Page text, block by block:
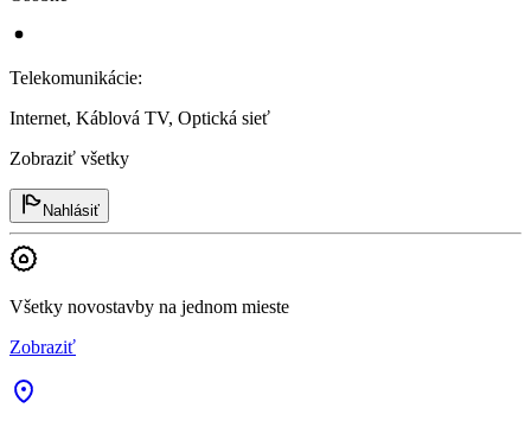
Telekomunikácie:
Internet, Káblová TV, Optická sieť
Zobraziť všetky
Nahlásiť
Všetky novostavby na jednom mieste
Zobraziť